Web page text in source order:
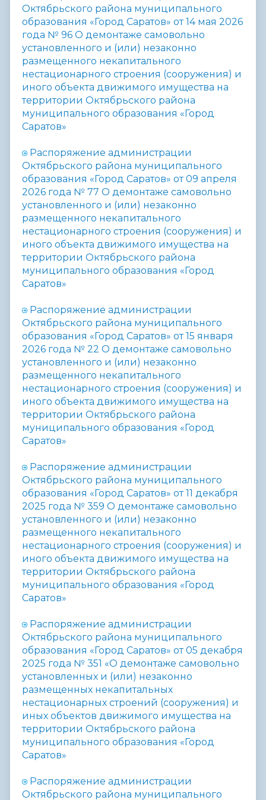
Октябрьского района муниципального
образования «Город Саратов» от 14 мая 2026
года № 96 О демонтаже самовольно
установленного и (или) незаконно
размещенного некапитального
нестационарного строения (сооружения) и
иного объекта движимого имущества на
территории Октябрьского района
муниципального образования «Город
Саратов»
Распоряжение администрации
Октябрьского района муниципального
образования «Город Саратов» от 09 апреля
2026 года № 77 О демонтаже самовольно
установленного и (или) незаконно
размещенного некапитального
нестационарного строения (сооружения) и
иного объекта движимого имущества на
территории Октябрьского района
муниципального образования «Город
Саратов»
Распоряжение администрации
Октябрьского района муниципального
образования «Город Саратов» от 15 января
2026 года № 22 О демонтаже самовольно
установленного и (или) незаконно
размещенного некапитального
нестационарного строения (сооружения) и
иного объекта движимого имущества на
территории Октябрьского района
муниципального образования «Город
Саратов»
Распоряжение администрации
Октябрьского района муниципального
образования «Город Саратов» от 11 декабря
2025 года № 359 О демонтаже самовольно
установленного и (или) незаконно
размещенного некапитального
нестационарного строения (сооружения) и
иного объекта движимого имущества на
территории Октябрьского района
муниципального образования «Город
Саратов»
Распоряжение администрации
Октябрьского района муниципального
образования «Город Саратов» от 05 декабря
2025 года № 351 «О демонтаже самовольно
установленных и (или) незаконно
размещенных некапитальных
нестационарных строений (сооружения) и
иных объектов движимого имущества на
территории Октябрьского района
муниципального образования «Город
Саратов»
Распоряжение администрации
Октябрьского района муниципального